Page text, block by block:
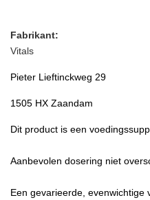
Fabrikant:
Vitals
Pieter Lieftinckweg 29
1505 HX Zaandam
Dit product is een
Aanbevolen dosering niet
Een gevarieerde, evenwichtige